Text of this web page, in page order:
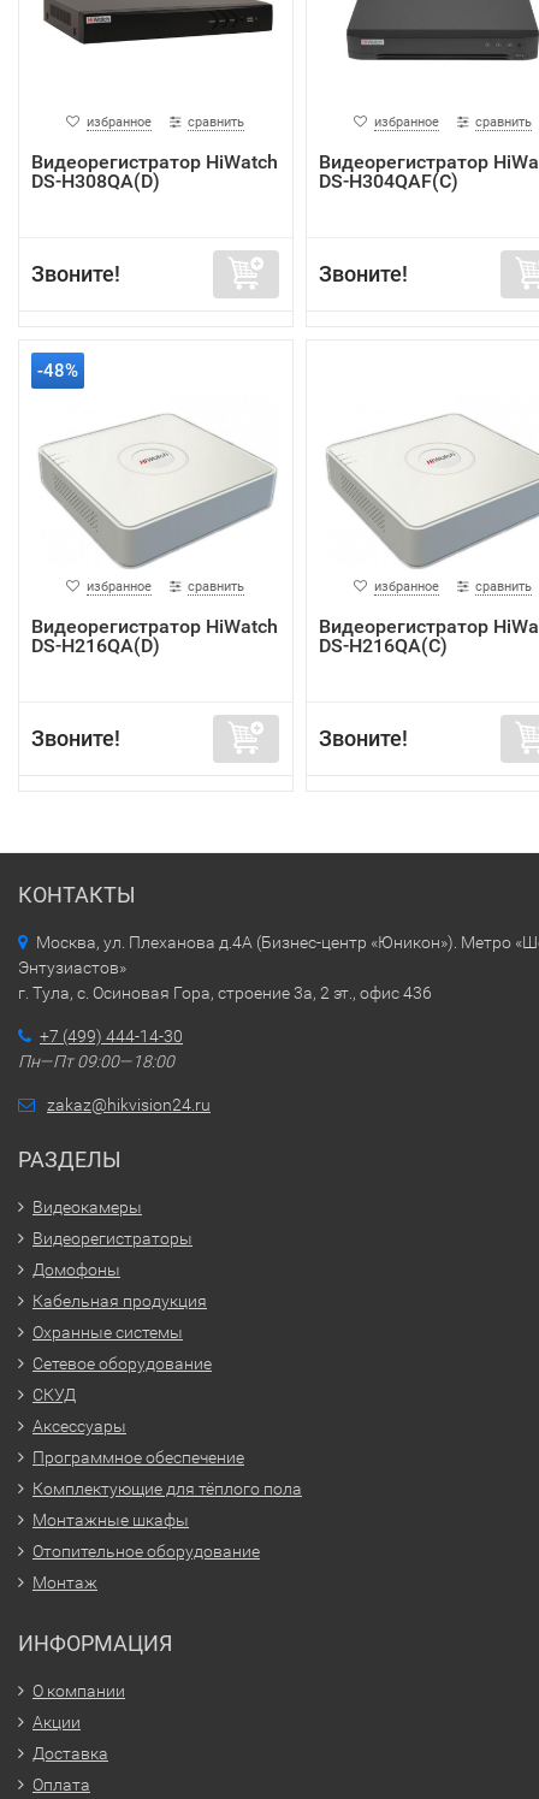
избранное сравнить
Видеорегистратор HiWatch
DS-H308QA(D)
Звоните!
избранное сравнить
Видеорегистратор
DS-H304QAF(C)
Звоните!
-48%
избранное сравнить
Видеорегистратор HiWatch
DS-H216QA(D)
Звоните!
избранное сравнить
Видеорегистратор
DS-H216QA(C)
Звоните!
КОНТАКТЫ
Москва, ул. Плеханова д.4А (Бизнес-центр «Юникон»). Метро
Энтузиастов»
г. Тула, с. Осиновая Гора, строение 3а, 2 эт., офис 436
+7 (499) 444-14-30
Пн—Пт 09:00—18:00
zakaz@hikvision24.ru
РАЗДЕЛЫ
Видеокамеры
Видеорегистраторы
Домофоны
Кабельная продукция
Охранные системы
Сетевое оборудование
СКУД
Аксессуары
Программное обеспечение
Комплектующие для тёплого пола
Монтажные шкафы
Отопительное оборудование
Монтаж
ИНФОРМАЦИЯ
О компании
Акции
Доставка
Оплата